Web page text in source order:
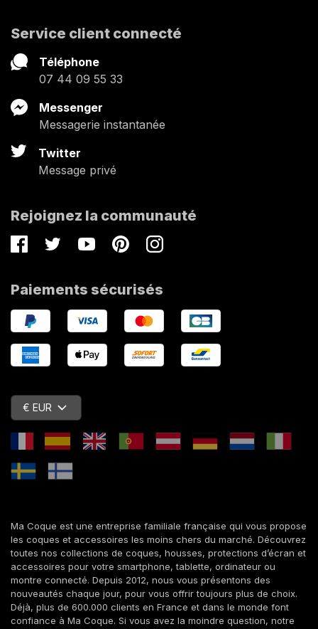
Service client connecté
Téléphone
07 44 09 55 33
Messenger
Messagerie instantanée
Twitter
Message privé
Rejoignez la communauté
FacebookTwitterYoutubePinterestInstagram
Paiements sécurisés
€ EUR
Ma Coque est une entreprise familiale française qui vous propose
les coques et accessoires les moins chers du marché. Découvrez
toutes nos collections de coques, housses, protections d’écran et
accessoires pour votre smartphone, tablette, ordinateur ou
montre connecté. Depuis 2012, nous vous présentons des
nouveautés chaque jour, pour vous offrir toujours plus de choix.
Déjà, plus de 600.000 clients en France et dans le monde font
confiance à Ma Coque. Si vous avez la moindre question, notre